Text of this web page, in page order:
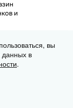
и
вы
данных в
.